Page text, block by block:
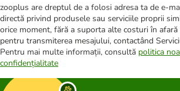
zooplus are dreptul de a folosi adresa ta de e-
directă privind produsele sau serviciile proprii
orice moment, fără a suporta alte costuri în
pentru transmiterea mesajului, contactând
Pentru mai multe informații, consultă politica
confidențialitate